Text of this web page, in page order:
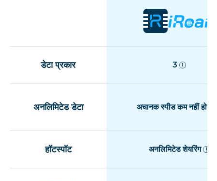
डेटा प्रकार 3
अनलिमिटेड डेटा अचानक स्पीड कम नहीं होती
हॉटस्पॉट अनलिमिटेड शेयरिंग